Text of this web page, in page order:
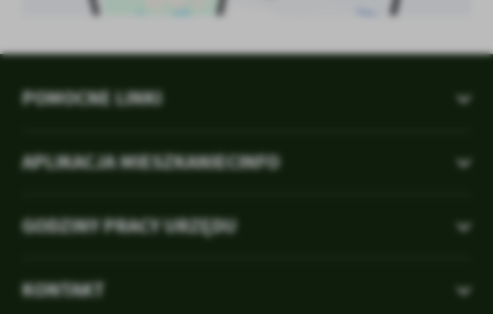
POMOCNE LINKI
APLIKACJA MIESZKANIECINFO
GODZINY PRACY URZĘDU
KONTAKT